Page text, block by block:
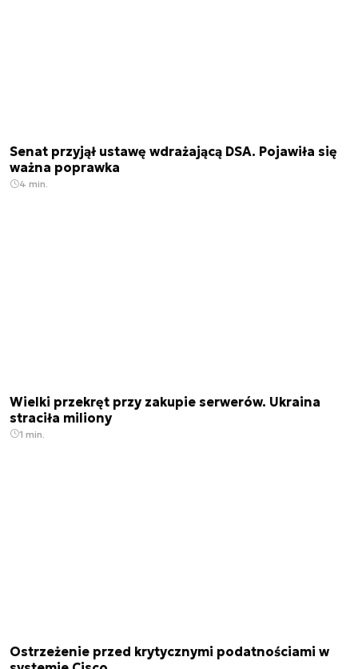
Senat przyjął ustawę wdrażającą DSA. Pojawiła się
ważna poprawka
4 min.
Wielki przekręt przy zakupie serwerów. Ukraina
straciła miliony
1 min.
Ostrzeżenie przed krytycznymi podatnościami w